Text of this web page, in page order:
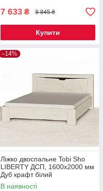
7 633 ₴ 8 845 ₴
Купити
–14%
Ліжко двоспальне Tobi Sho
LIBERTY ДСП, 1600х2000 мм
Дуб крафт білий
В наявності